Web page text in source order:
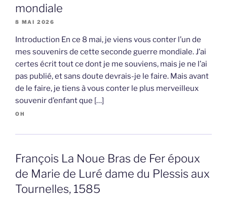
mondiale
8 MAI 2026
Introduction En ce 8 mai, je viens vous conter l’un de
mes souvenirs de cette seconde guerre mondiale. J’ai
certes écrit tout ce dont je me souviens, mais je ne l’ai
pas publié, et sans doute devrais-je le faire. Mais avant
de le faire, je tiens à vous conter le plus merveilleux
souvenir d’enfant que […]
OH
François La Noue Bras de Fer époux
de Marie de Luré dame du Plessis aux
Tournelles, 1585